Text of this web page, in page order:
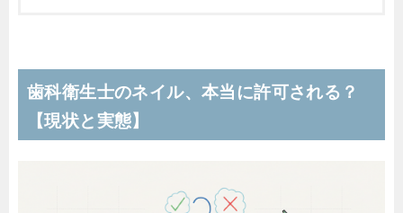
歯科衛生士のネイル、本当に許可される？
【現状と実態】